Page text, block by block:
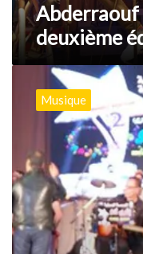
Abderraouf
deuxième
Macomades
deuxième
édition
d’Ithri
negh
Musique